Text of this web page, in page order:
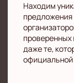
Находим
предложения
даже те,